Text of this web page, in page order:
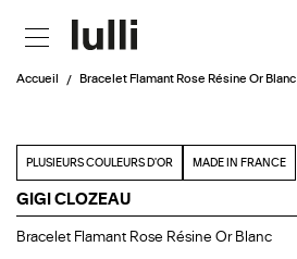
Accueil Bracelet Flamant Rose Résine Or Blanc
PLUSIEURS COULEURS D'OR MADE IN FRANCE
GIGI CLOZEAU
Bracelet
Bracelet Flamant Rose Résine Or Blanc